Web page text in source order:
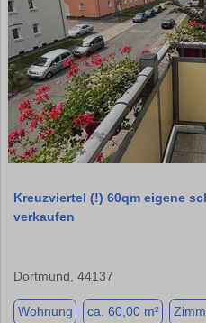
Kreuzviertel (!) 60qm eigene
verkaufen
Dortmund, 44137
Wohnung ca. 60,00 m²